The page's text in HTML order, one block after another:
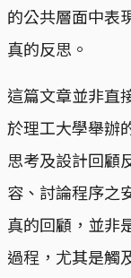
的公共層面中表
真的反思。
這篇文章並非直
於理工大學舉辦
思考及設計回顧
容、討論程序之
真的回顧，並非
過程，尤其是觸